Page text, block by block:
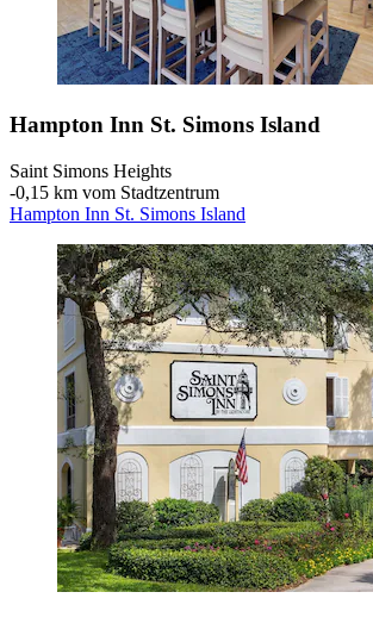
Hampton Inn St. Simons Island
Saint Simons Heights
‐0,15 km vom Stadtzentrum
Hampton Inn St. Simons Island